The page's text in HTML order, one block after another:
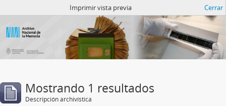
Imprimir vista previa Cerrar
Mostrando 1 resultados
Descripción archivística